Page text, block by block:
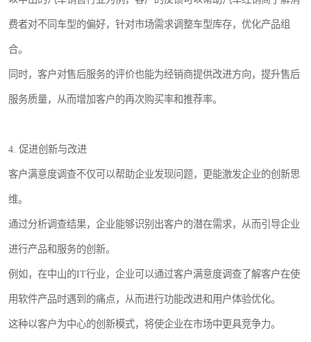
费者对不同车型的偏好，针对市场需求调整车型库存，优化产品组
合。
同时，客户对售后服务的评价也能为经销商提供改进方向，提升售后
服务质量，从而增加客户的再次购买率和推荐率。
4. 促进创新与改进
客户满意度调查不仅可以帮助企业发现问题，更能激发企业的创新思
维。
通过分析调查结果，企业能够识别出客户的潜在需求，从而引导企业
进行产品和服务的创新。
例如，在中山的IT行业，企业可以通过客户满意度调查了解客户在使
用软件产品时遇到的痛点，从而进行功能改进和用户体验优化。
这种以客户为中心的创新模式，将使企业在市场中更具竞争力。